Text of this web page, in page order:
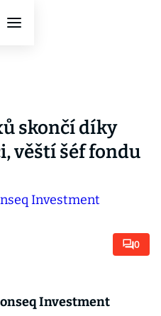
skončí díky
věští šéf fondu
0
Investment